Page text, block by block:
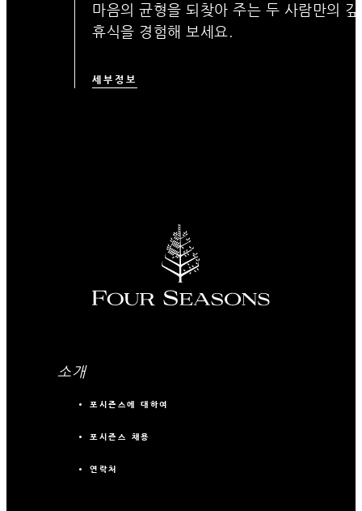
마음의 균형을 되찾아 주는 두 사람만의
휴식을 경험해 보세요.
세부정보
소개
포시즌스에 대하여
포시즌스 채용
연락처